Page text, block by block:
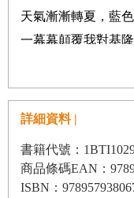
天氣漸漸轉夏，藍
一幕幕顛覆我對基
駐村一個月的時間
靜的小港口四周聚
的海，沿著港邊走
方，不太喜歡鮮艷
詳細資料 |
書籍代號：
商品條碼EAN：
ISBN：